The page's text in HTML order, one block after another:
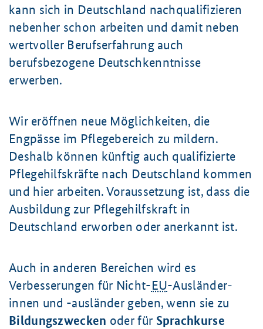
kann sich in Deutschland nachqualifizieren
nebenher schon arbeiten und damit neben
wertvoller Berufserfahrung auch
berufsbezogene Deutschkenntnisse
erwerben.
Wir eröffnen neue Möglichkeiten, die
Engpässe im Pflegebereich zu mildern.
Deshalb können künftig auch qualifizierte
Pflegehilfskräfte nach Deutschland kommen
und hier arbeiten. Voraussetzung ist, dass die
Ausbildung zur Pflegehilfskraft in
Deutschland erworben oder anerkannt ist.
Auch in anderen Bereichen wird es
Verbesserungen für Nicht-EU-Ausländer­
innen und -ausländer geben, wenn sie zu
Bildungszwecken oder für Sprachkurse